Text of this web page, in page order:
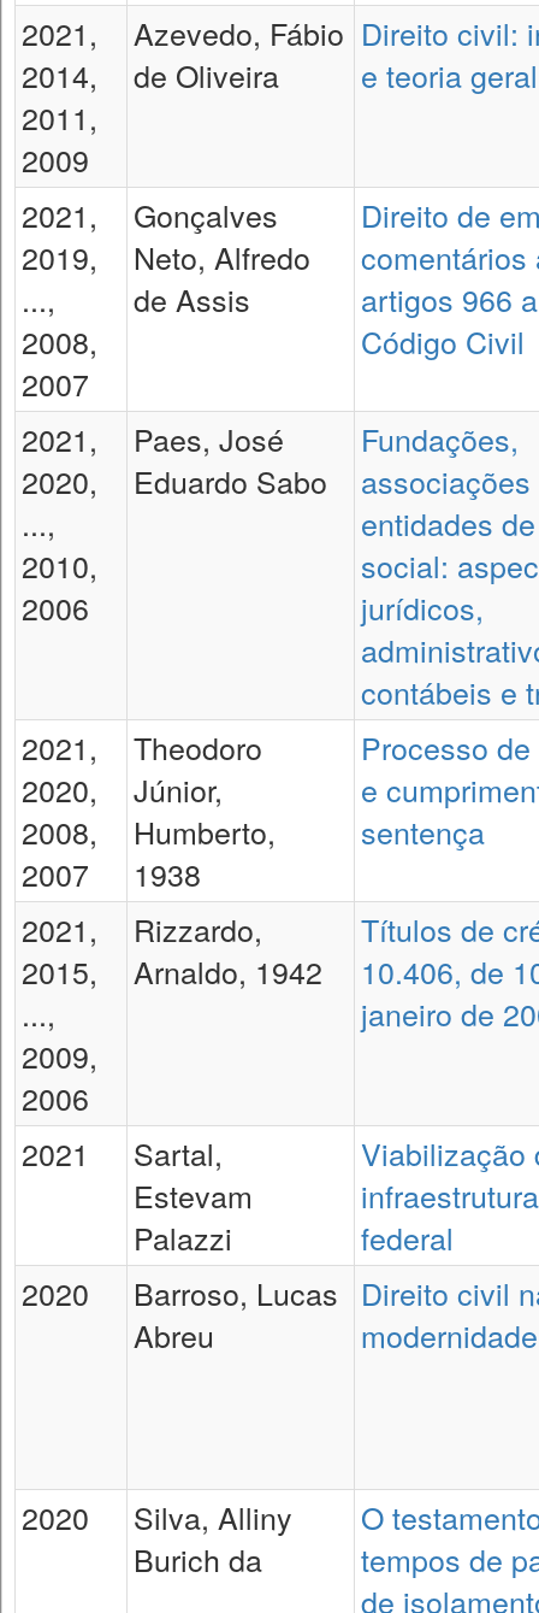
2021,
2014,
2011,
2009
Azevedo, Fábio
de Oliveira
Direito civil:
e teoria geral
2021,
2019,
...,
2008,
2007
Gonçalves
Neto, Alfredo
de Assis
Direito de
comentários
artigos 966
Código Civil
2021,
2020,
...,
2010,
2006
Paes, José
Eduardo Sabo
Fundações,
associações
entidades
social:
jurídicos,
contábeis e
2021,
2020,
2008,
2007
Theodoro
Júnior,
Humberto,
1938
Processo
e
sentença
2021,
2015,
...,
2009,
2006
Rizzardo,
Arnaldo, 1942
Títulos de
10.406, de
janeiro de
2021
Sartal,
Estevam
Palazzi
Viabilização
federal
2020
Barroso, Lucas
Abreu
Direito civil
2020
Silva, Alliny
Burich da
O
tempos de
de